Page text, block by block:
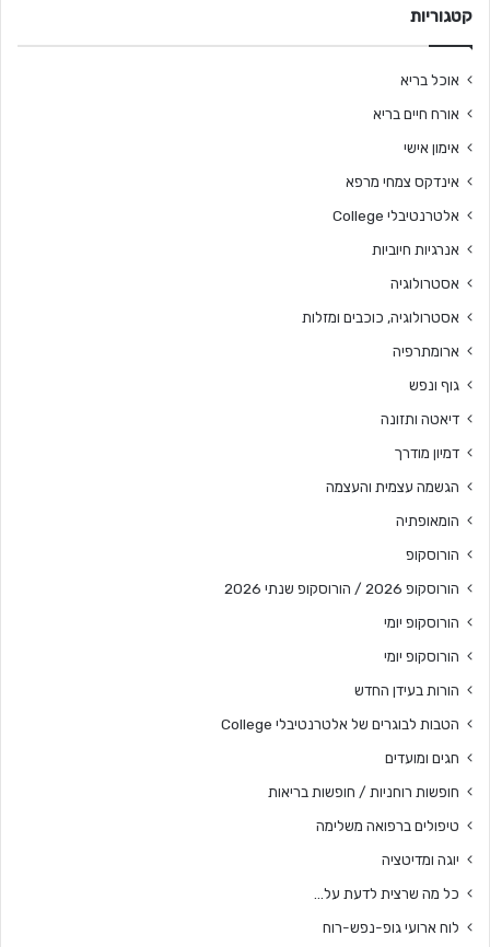
קטגוריות
אוכל בריא
אורח חיים בריא
אימון אישי
אינדקס צמחי מרפא
אלטרנטיבלי College
אנרגיות חיוביות
אסטרולוגיה
אסטרולוגיה, כוכבים ומזלות
ארומתרפיה
גוף ונפש
דיאטה ותזונה
דמיון מודרך
הגשמה עצמית והעצמה
הומאופתיה
הורוסקופ
הורוסקופ 2026 / הורוסקופ שנתי 2026
הורוסקופ יומי
הורוסקופ יומי
הורות בעידן החדש
הטבות לבוגרים של אלטרנטיבלי College
חגים ומועדים
חופשות רוחניות / חופשות בריאות
טיפולים ברפואה משלימה
יוגה ומדיטציה
כל מה שרצית לדעת על…
לוח ארועי גופ-נפש-רוח